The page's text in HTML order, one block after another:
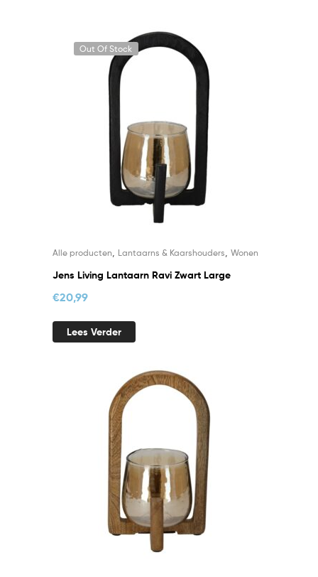
Out Of Stock
Alle producten Lantaarns & Kaarshouders Wonen
Jens Living Lantaarn Ravi Zwart Large
€20,99
Lees Verder